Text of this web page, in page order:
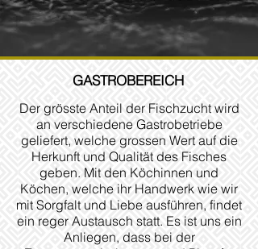
GASTROBEREICH
Der grösste Anteil der Fischzucht wird
an verschiedene Gastrobetriebe
geliefert, welche grossen Wert auf die
Herkunft und Qualität des Fisches
geben. Mit den Köchinnen und
Köchen, welche ihr Handwerk wie wir
mit Sorgfalt und Liebe ausführen, findet
ein reger Austausch statt. Es ist uns ein
Anliegen, dass bei der